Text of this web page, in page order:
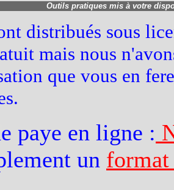
Outils pratiques mis à votre
distribués sous
mais nous
que vous en
paye en ligne :
un